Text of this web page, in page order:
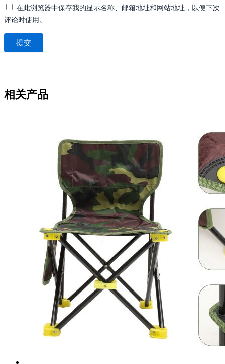
在此浏览器中保存我的显示名称、邮箱地址和网站地址，以便下次
评论时使用。
相关产品